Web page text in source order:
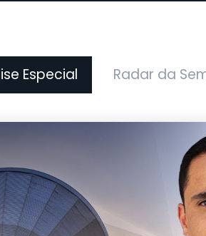
Especial Radar da